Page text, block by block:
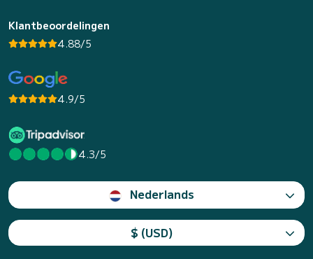
Klantbeoordelingen
4.88/5
4.9/5
4.3/5
Nederlands
$ (USD)